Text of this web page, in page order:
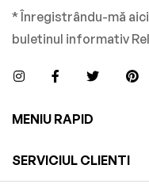
MENIU RAPID
SERVICIUL CLIENTI
* Înregistrându-mă
buletinul informativ